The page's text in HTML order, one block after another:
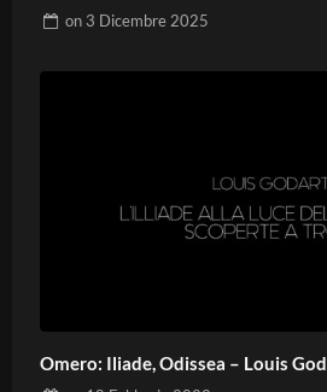
on 3 Dicembre 2025
Omero: Iliade, Odissea – Louis